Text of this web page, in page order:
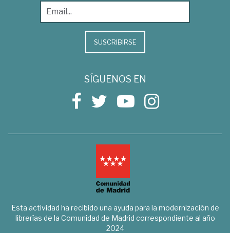
SUSCRIBIRSE
SÍGUENOS EN
Esta actividad ha recibido una ayuda para la modernización de
librerías de la Comunidad de Madrid correspondiente al año
2024